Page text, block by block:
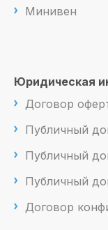
Минивен
Юридическая
Договор
Публичный
Публичный
Публичный
Договор